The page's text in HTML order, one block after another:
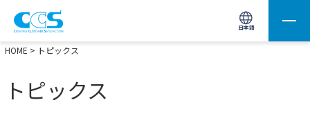
日本語
画像処理用の製品検索 サイト内検索(Enterで実行)
HOME > トピックス
トピックス